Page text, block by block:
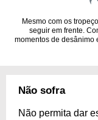
Mesmo com os
seguir em frente.
momentos de desânimo
Não sofra
Não permita dar